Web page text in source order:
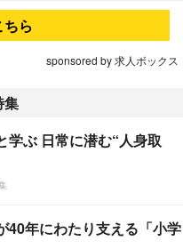
ら
sponsored by 求人ボックス
集
学ぶ 日常に潜む“人身取
40年にわたり支える「小学